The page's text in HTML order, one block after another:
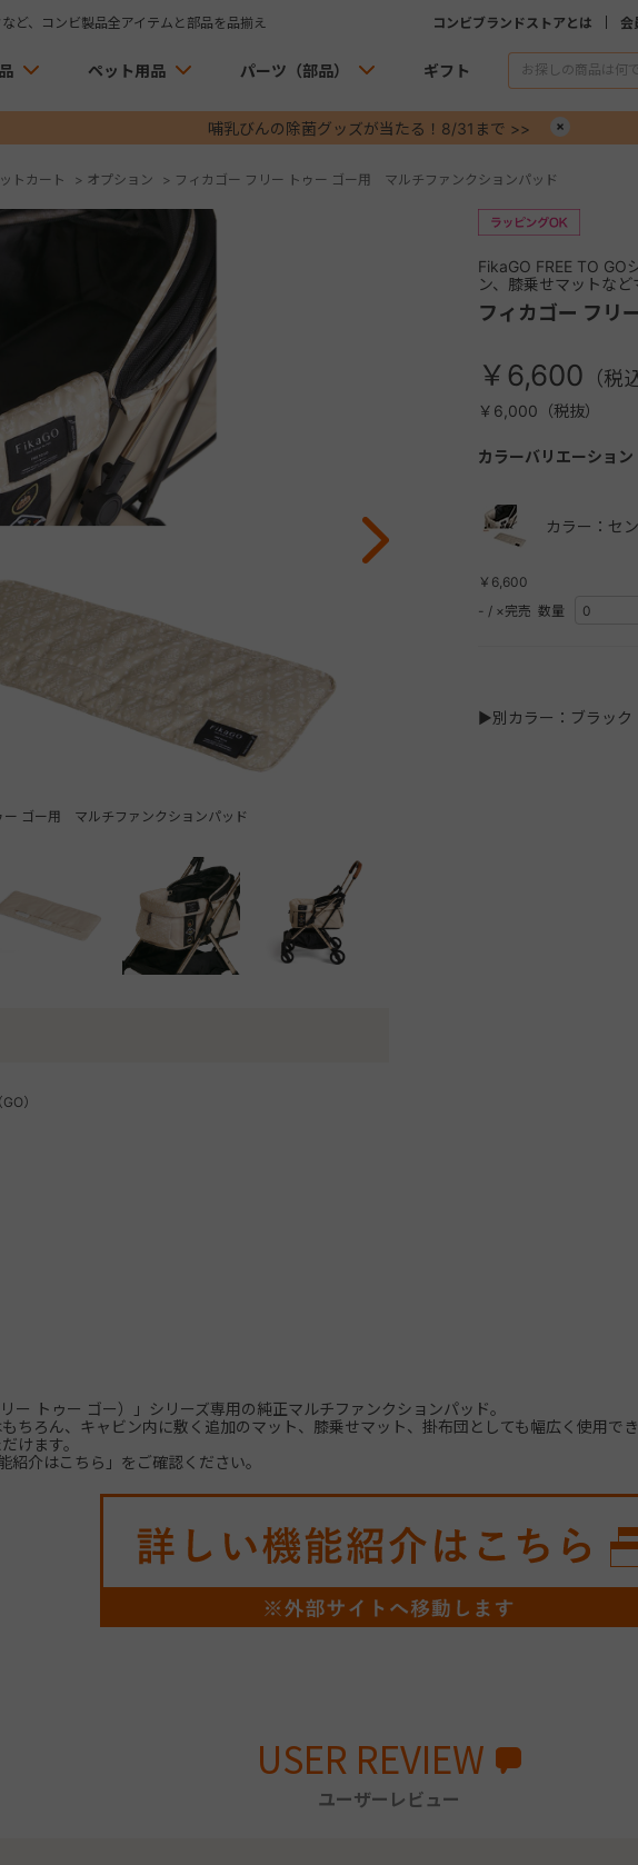
ど、コンビ製品全アイテムと部品を品揃え コンビブランドストアとは 会
ペット用品 パーツ（部品） ギフト
哺乳びんの除菌グッズが当たる！8/31まで >>
トカート > オプション > フィカゴー フリー トゥー ゴー用 マルチファンクションパッド
ー ゴー用 マルチファンクションパッド
）
FikaGO FREE TO GO
ン、膝乗せマットなど
フィカゴー フリ
￥6,600
￥6,000（税抜）
カラーバリエーション
カラー：セ
￥6,600
- / ×完売 数量
▶別カラー：ブラック
ー トゥー ゴー）」シリーズ専用の純正マルチファンクションパッド。
ちろん、キャビン内に敷く追加のマット、膝乗せマット、掛布団としても幅広く使用で
けます。
介はこちら」をご確認ください。
USER REVIEW
ユーザーレビュー